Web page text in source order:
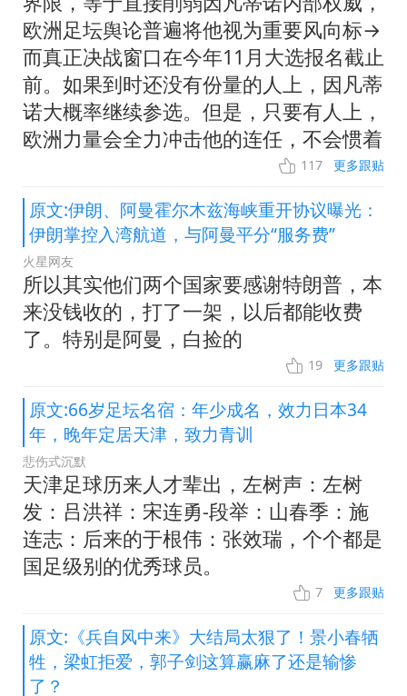
欧洲足坛舆论普遍将他视为重要风向标→
而真正决战窗口在今年11月大选报名截止
前。如果到时还没有份量的人上，因凡蒂
诺大概率继续参选。但是，只要有人上，
欧洲力量会全力冲击他的连任，不会惯着
117 更多跟贴
原文:伊朗、阿曼霍尔木兹海峡重开协议曝光：
伊朗掌控入湾航道，与阿曼平分“服务费”
火星网友
所以其实他们两个国家要感谢特朗普，本
来没钱收的，打了一架，以后都能收费
了。特别是阿曼，白捡的
19 更多跟贴
原文:66岁足坛名宿：年少成名，效力日本34
年，晚年定居天津，致力青训
悲伤式沉默
天津足球历来人才辈出，左树声：左树
发：吕洪祥：宋连勇-段举：山春季：施
连志：后来的于根伟：张效瑞，个个都是
国足级别的优秀球员。
7 更多跟贴
原文:《兵自风中来》大结局太狠了！景小春牺
牲，梁虹拒爱，郭子剑这算赢麻了还是输惨
了？